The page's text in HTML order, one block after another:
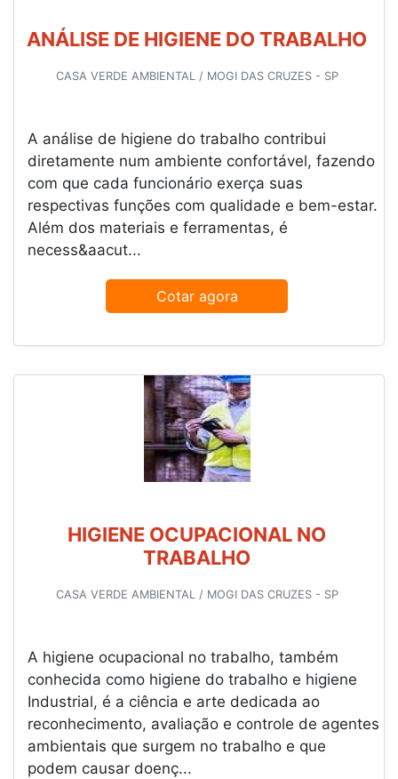
ANÁLISE DE HIGIENE DO TRABALHO
CASA VERDE AMBIENTAL / MOGI DAS CRUZES - SP
A análise de higiene do trabalho contribui
diretamente num ambiente confortável, fazendo
com que cada funcionário exerça suas
respectivas funções com qualidade e bem-estar.
Além dos materiais e ferramentas, é
necess&aacut...
Cotar agora
HIGIENE OCUPACIONAL NO
TRABALHO
CASA VERDE AMBIENTAL / MOGI DAS CRUZES - SP
A higiene ocupacional no trabalho, também
conhecida como higiene do trabalho e higiene
Industrial, é a ciência e arte dedicada ao
reconhecimento, avaliação e controle de agentes
ambientais que surgem no trabalho e que
podem causar doenç...